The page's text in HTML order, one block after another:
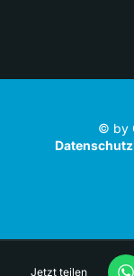
Jetzt teilen
© by
Datenschutz